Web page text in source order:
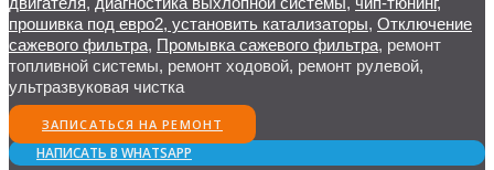
прошивка под евро2, установить катализаторы, Отключение
сажевого фильтра, Промывка сажевого фильтра, ремонт
топливной системы, ремонт ходовой, ремонт рулевой,
ультразвуковая чистка
ЗАПИСАТЬСЯ НА РЕМОНТ
НАПИСАТЬ В WHATSAPP